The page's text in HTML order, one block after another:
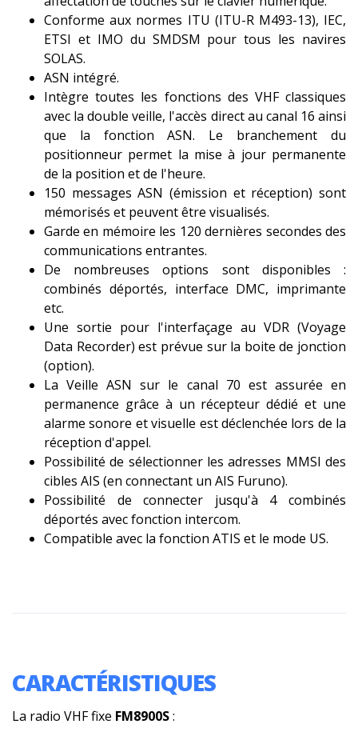
Conforme aux normes ITU (ITU-R M493-13), IEC,
ETSI et IMO du SMDSM pour tous les navires
SOLAS.
ASN intégré.
Intègre toutes les fonctions des VHF classiques
avec la double veille, l'accès direct au canal 16 ainsi
que la fonction ASN. Le branchement du
positionneur permet la mise à jour permanente
de la position et de l'heure.
150 messages ASN (émission et réception) sont
mémorisés et peuvent être visualisés.
Garde en mémoire les 120 dernières secondes des
communications entrantes.
De nombreuses options sont disponibles :
combinés déportés, interface DMC, imprimante
etc.
Une sortie pour l'interfaçage au VDR (Voyage
Data Recorder) est prévue sur la boite de jonction
(option).
La Veille ASN sur le canal 70 est assurée en
permanence grâce à un récepteur dédié et une
alarme sonore et visuelle est déclenchée lors de la
réception d'appel.
Possibilité de sélectionner les adresses MMSI des
cibles AIS (en connectant un AIS Furuno).
Possibilité de connecter jusqu'à 4 combinés
déportés avec fonction intercom.
Compatible avec la fonction ATIS et le mode US.
CARACTÉRISTIQUES
La radio VHF fixe FM8900S: